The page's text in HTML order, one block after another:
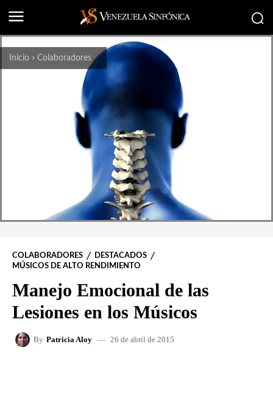
Inicio Colaboradores
COLABORADORES
DESTACADOS
MÚSICOS DE ALTO RENDIMIENTO
Manejo Emocional de las
Lesiones en los Músicos
By Patricia Aloy 26 de abril de 2015